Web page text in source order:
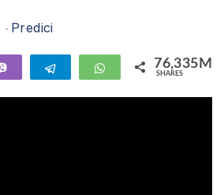
Predici
Telegram WhatsApp76,335M
SHARES